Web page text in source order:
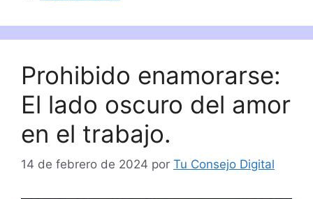
Prohibido enamorarse:
El lado oscuro del amor
en el trabajo.
14 de febrero de 2024 por Tu Consejo Digital